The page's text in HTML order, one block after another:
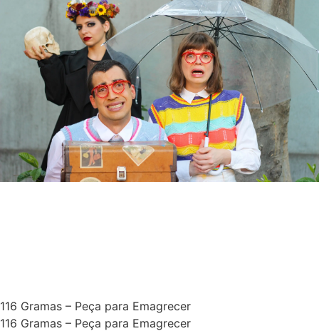
116 Gramas – Peça para Emagrecer
116 Gramas – Peça para Emagrecer